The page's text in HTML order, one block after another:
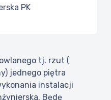
PK
tj. rzut (
jednego piętra
instalacji
Będę